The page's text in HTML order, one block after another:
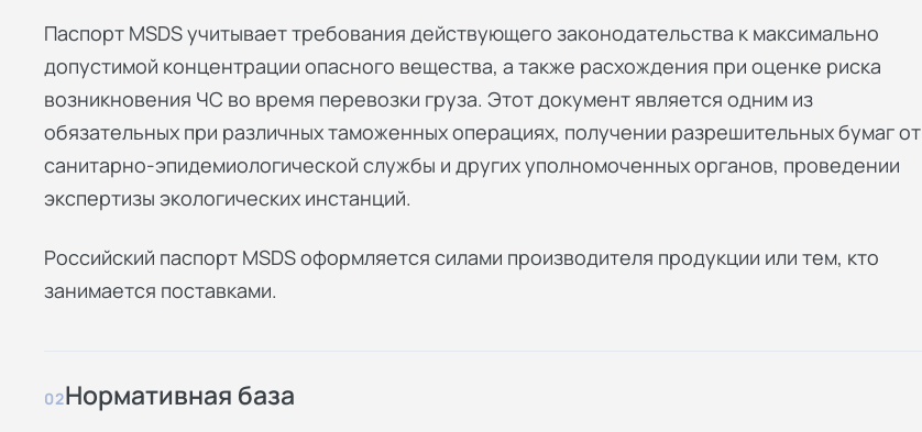
Паспорт MSDS учитывает требования действующего законодательства к максимально
допустимой концентрации опасного вещества, а также расхождения при оценке риска
возникновения ЧС во время перевозки груза. Этот документ является одним из
обязательных при различных таможенных операциях, получении разрешительных бумаг от
санитарно-эпидемиологической службы и других уполномоченных органов, проведении
экспертизы экологических инстанций.
Российский паспорт MSDS оформляется силами производителя продукции или тем, кто
занимается поставками.
02Нормативная база